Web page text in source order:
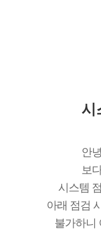
시
안
보
시스템
아래 점검
불가하니